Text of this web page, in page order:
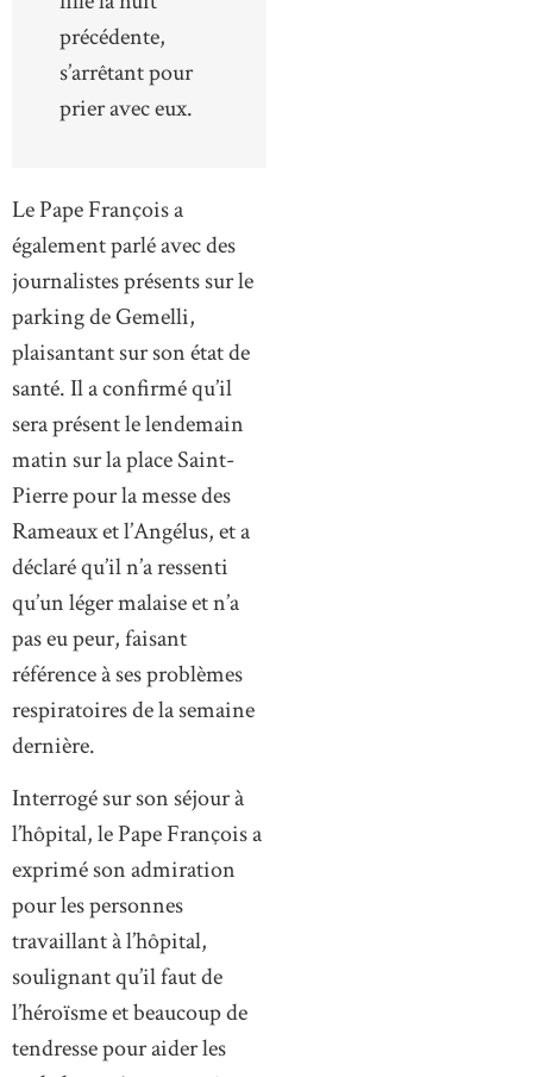
précédente,
s’arrêtant pour
prier avec eux.
Le Pape François a
également parlé avec des
journalistes présents sur le
parking de Gemelli,
plaisantant sur son état de
santé. Il a confirmé qu’il
sera présent le lendemain
matin sur la place Saint-
Pierre pour la messe des
Rameaux et l’Angélus, et a
déclaré qu’il n’a ressenti
qu’un léger malaise et n’a
pas eu peur, faisant
référence à ses problèmes
respiratoires de la semaine
dernière.
Interrogé sur son séjour à
l’hôpital, le Pape François a
exprimé son admiration
pour les personnes
travaillant à l’hôpital,
soulignant qu’il faut de
l’héroïsme et beaucoup de
tendresse pour aider les